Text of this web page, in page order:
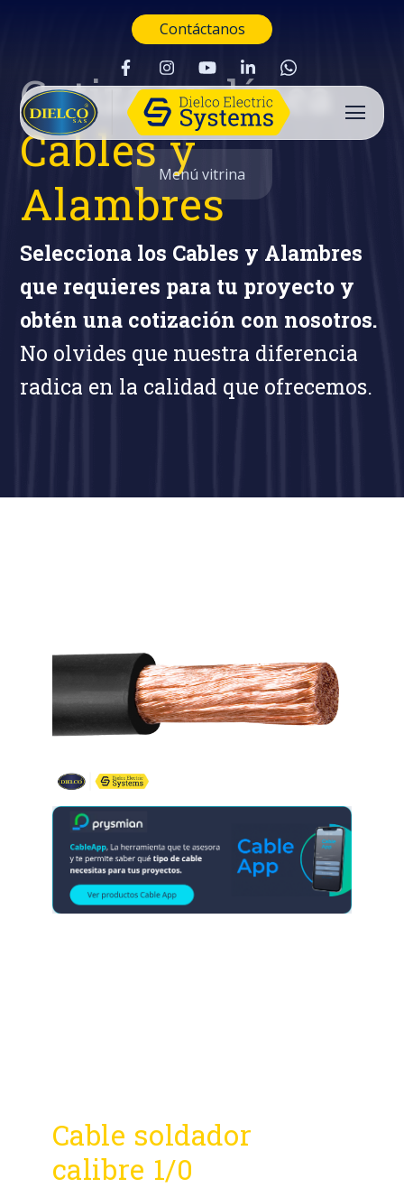
Contáctanos
Buscar
Menú vitrina
Cotiza en línea
Cables y
Alambres
Selecciona los Cables y Alambres
que requieres para tu proyecto y
obtén una cotización con nosotros.
No olvides que nuestra diferencia
radica en la calidad que ofrecemos.
Cable soldador
calibre 1/0